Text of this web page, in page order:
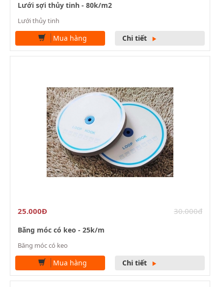
Lưới sợi thủy tinh - 80k/m2
Lưới thủy tinh
Mua hàng Chi tiết
25.000Đ 30.000đ
Băng móc có keo - 25k/m
Băng móc có keo
Mua hàng Chi tiết